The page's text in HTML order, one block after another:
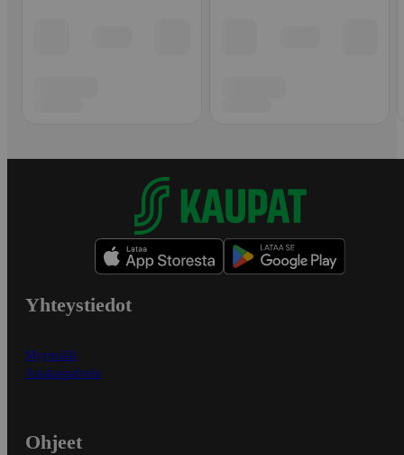
Yhteystiedot
Myymälät
Asiakaspalvelu
Ohjeet